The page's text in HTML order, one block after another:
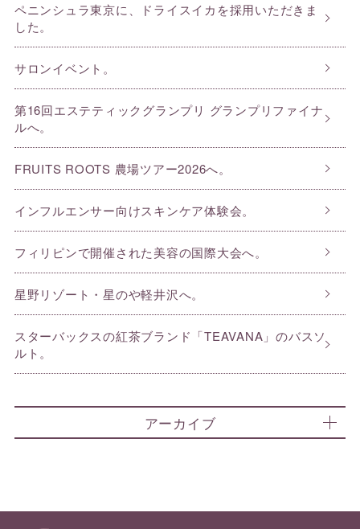
ペニンシュラ東京に、ドライスイカを採用いただきま
した。
サロンイベント。
第16回エステティックグランプリ グランプリファイナ
ルへ。
FRUITS ROOTS 農場ツアー2026へ。
インフルエンサー向けスキンケア体験会。
フィリピンで開催された美容の国際大会へ。
星野リゾート・星のや軽井沢へ。
スターバックスの紅茶ブランド「TEAVANA」のバスソ
ルト。
アーカイブ